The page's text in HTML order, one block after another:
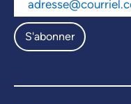
S'abonner